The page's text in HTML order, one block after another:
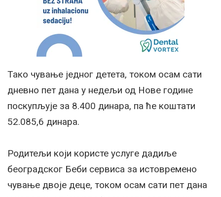
Тако чување једног детета, током осам сати
дневно пет дана у недељи од Нове године
поскупљује за 8.400 динара, па ће коштати
52.085,6 динара.
Родитељи који користе услуге дадиље
београдског Беби сервиса за истовремено
чување двоје деце, током осам сати пет дана